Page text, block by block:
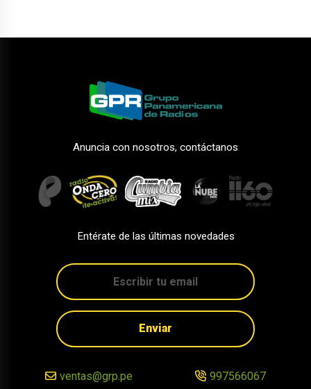
Anuncia con nosotros, contáctanos
Entérate de las últimas novedades
Enviar
ventas@grp.pe 997566067